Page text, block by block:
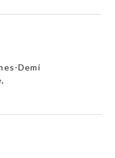
Demi